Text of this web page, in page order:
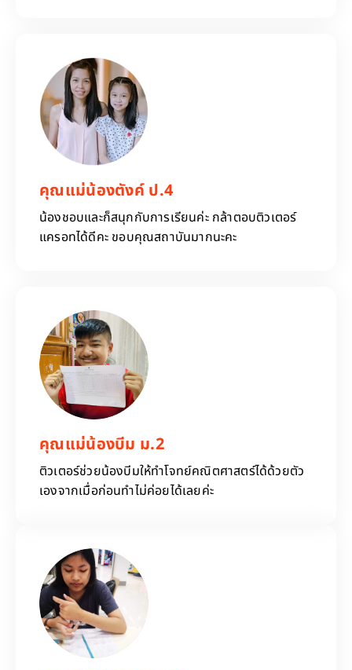
คุณแม่น้องตังค์ ป.4
น้องชอบและก็สนุกกับการเรียนค่ะ กล้าตอบติวเตอร์
แครอทได้ดีคะ ขอบคุณสถาบันมากนะคะ
คุณแม่น้องบีม ม.2
ติวเตอร์ช่วยน้องบีมให้ทำโจทย์คณิตศาสตร์ได้ด้วยตัว
เองจากเมื่อก่อนทำไม่ค่อยได้เลยค่ะ